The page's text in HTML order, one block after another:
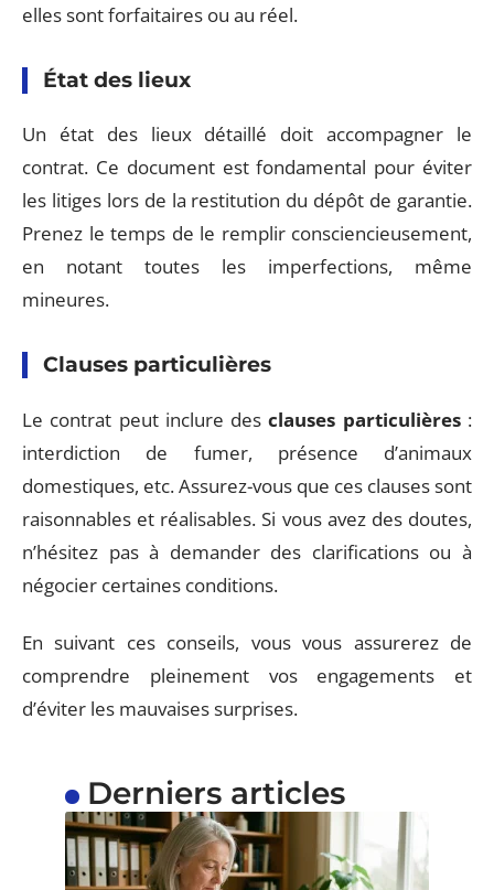
elles sont forfaitaires ou au réel.
État des lieux
Un état des lieux détaillé doit accompagner le
contrat. Ce document est fondamental pour éviter
les litiges lors de la restitution du dépôt de garantie.
Prenez le temps de le remplir consciencieusement,
en notant toutes les imperfections, même
mineures.
Clauses particulières
Le contrat peut inclure desclauses particulières:
interdiction de fumer, présence d’animaux
domestiques, etc. Assurez-vous que ces clauses sont
raisonnables et réalisables. Si vous avez des doutes,
n’hésitez pas à demander des clarifications ou à
négocier certaines conditions.
En suivant ces conseils, vous vous assurerez de
comprendre pleinement vos engagements et
d’éviter les mauvaises surprises.
Derniers articles